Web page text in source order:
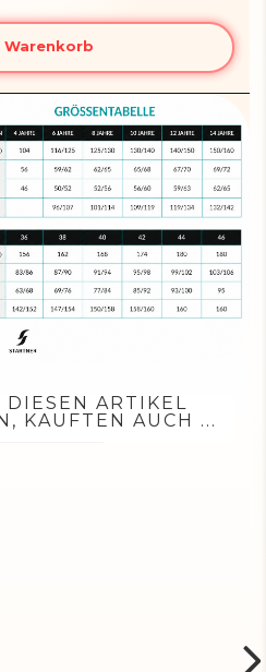
Warenkorb
ARTIKEL
KAUFTEN AUCH ...